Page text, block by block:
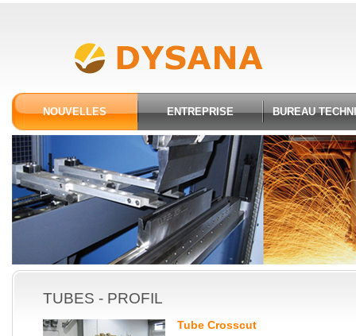
NOUVELLES ENTREPRISE BUREAU
TUBES - PROFIL
Tube Crosscut